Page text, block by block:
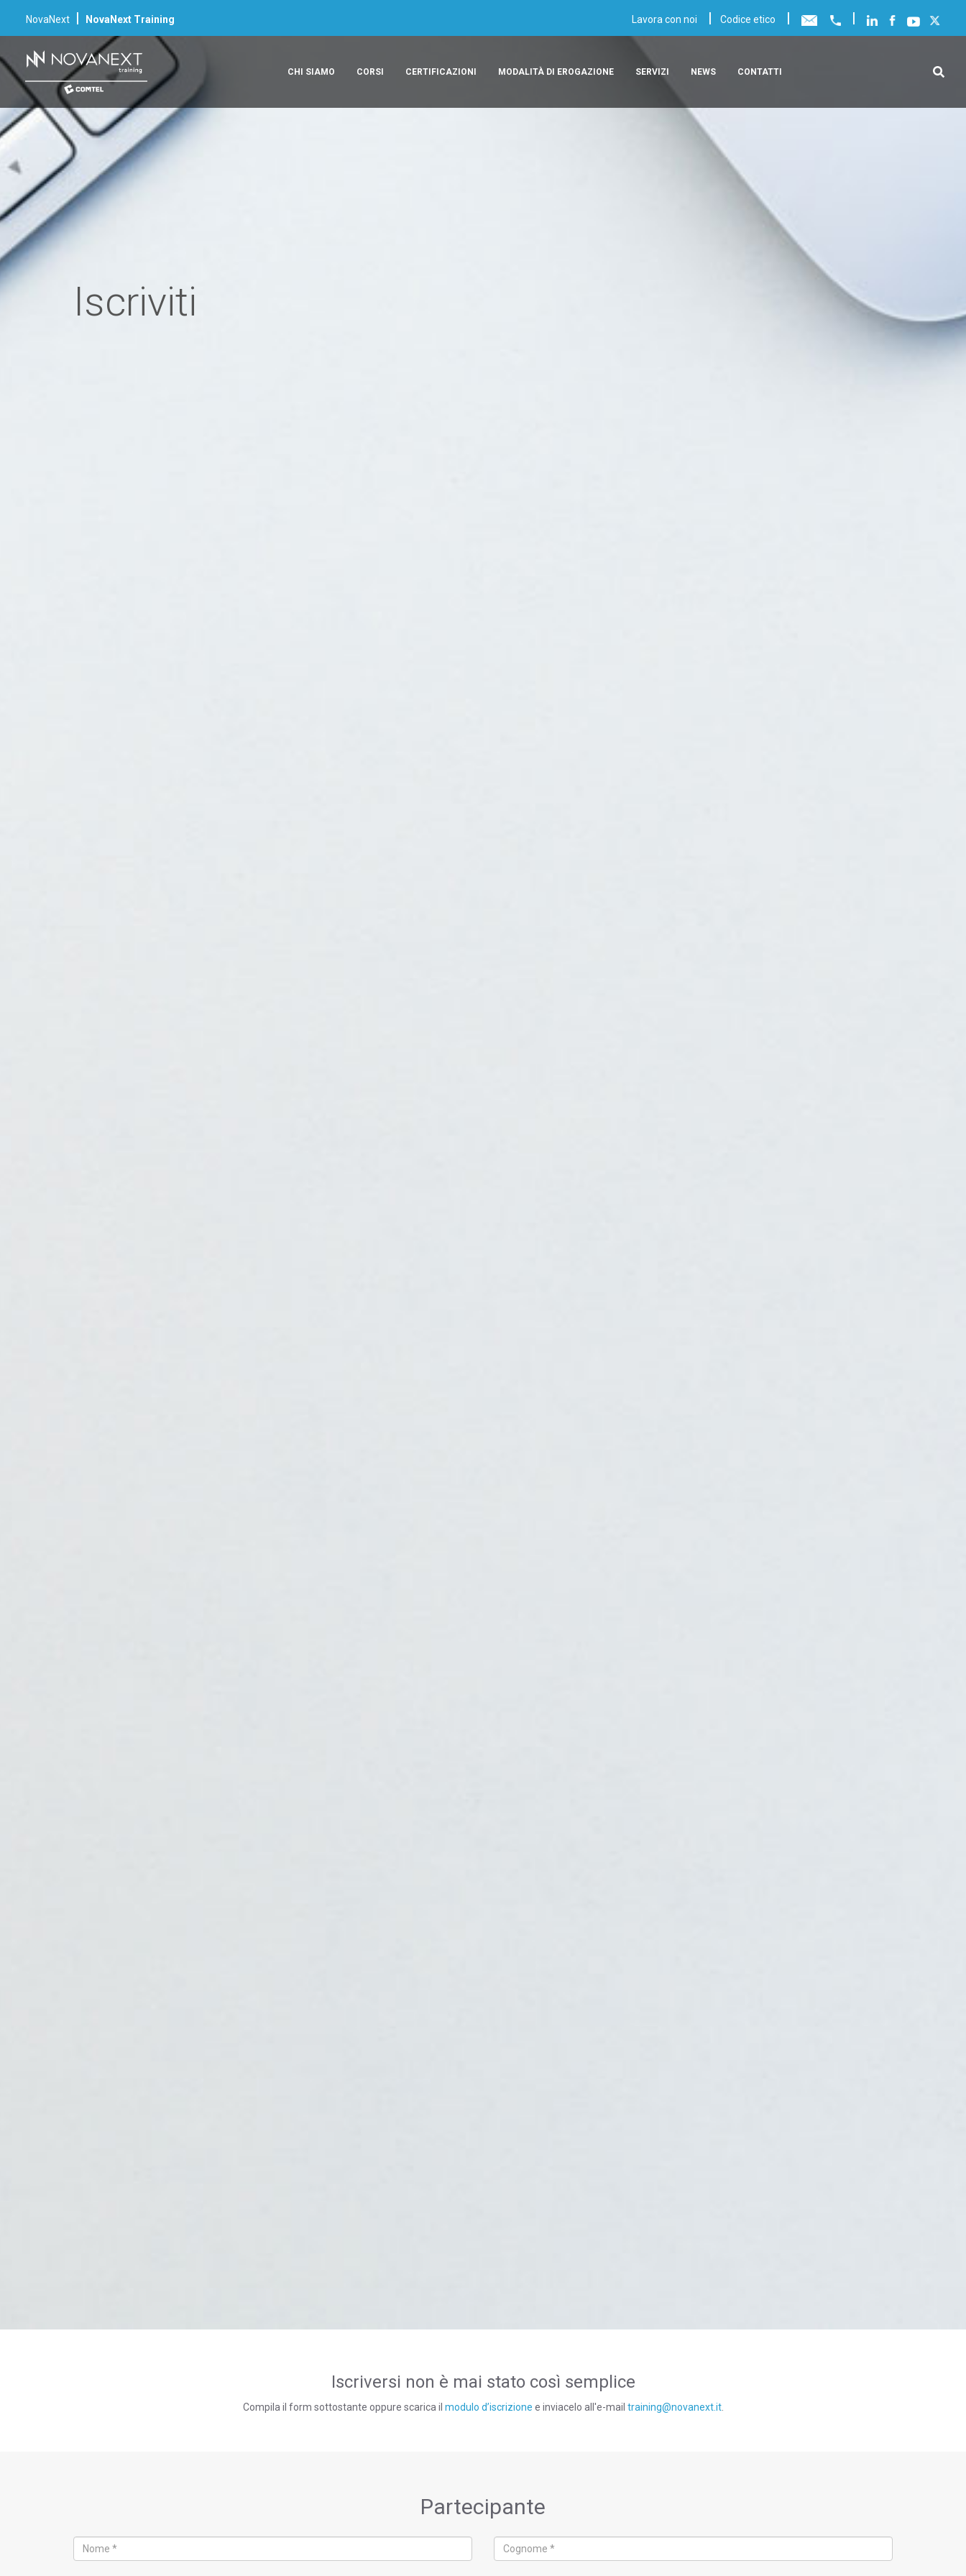
NovaNext | NovaNext Training Lavora con noi | Codice etico | |
CHI SIAMO CORSI CERTIFICAZIONI MODALITÀ DI EROGAZIONE SERVIZI NEWS CONTATTI
Iscriviti
Iscriversi non è mai stato così semplice
Compila il form sottostante oppure scarica il modulo d’iscrizione e inviacelo all'e-mail training@novanext.it.
Partecipante